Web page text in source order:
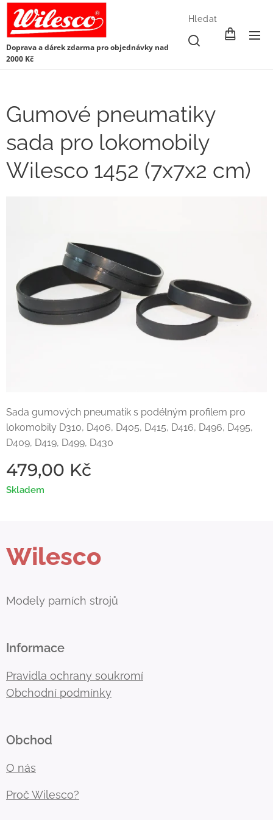
Doprava a dárek zdarma pro objednávky nad
2000 Kč
Hledat
Gumové pneumatiky
sada pro lokomobily
Wilesco 1452 (7x7x2 cm)
Sada gumových pneumatik s podélným profilem pro
lokomobily D310, D406, D405, D415, D416, D496, D495,
D409, D419, D499, D430
479,00 Kč
Skladem
Wilesco
Modely parních strojů
Informace
Pravidla ochrany soukromí
Obchodní podmínky
Obchod
O nás
Proč Wilesco?